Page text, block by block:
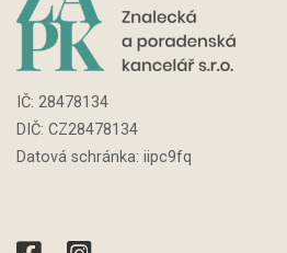
IČ: 28478134
DIČ: CZ28478134
Datová schránka: iipc9fq